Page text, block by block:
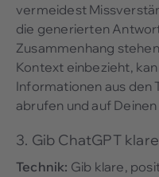
vermeidest
die generierten
Zusammenhang
Kontext einbezieht,
Informationen aus den
abrufen und auf
3. Gib ChatGPT
Technik: Gib klare,